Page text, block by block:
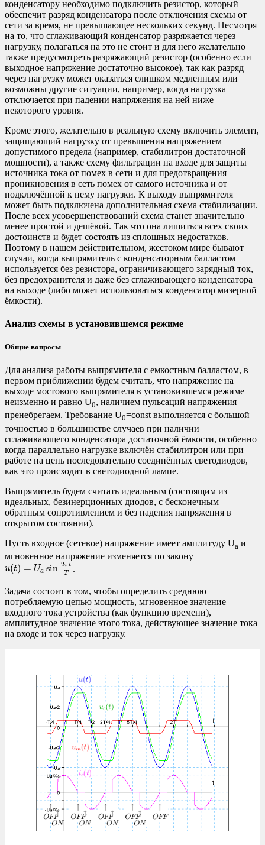
конденсатору необходимо подключить резистор, который
обеспечит разряд конденсатора после отключения схемы от
сети за время, не превышающее нескольких секунд. Несмотря
на то, что сглаживающий конденсатор разряжается через
нагрузку, полагаться на это не стоит и для него желательно
также предусмотреть разряжающий резистор (особенно если
выходное напряжение достаточно высокое), так как разряд
через нагрузку может оказаться слишком медленным или
возможны другие ситуации, например, когда нагрузка
отключается при падении напряжения на ней ниже
некоторого уровня.
Кроме этого, желательно в реальную схему включить элемент,
защищающий нагрузку от превышения напряжением
допустимого предела (например, стабилитрон достаточной
мощности), а также схему фильтрации на входе для защиты
источника тока от помех в сети и для предотвращения
проникновения в сеть помех от самого источника и от
подключённой к нему нагрузки. К выходу выпрямителя
может быть подключена дополнительная схема стабилизации.
После всех усовершенствований схема станет значительно
менее простой и дешёвой. Так что она лишиться всех своих
достоинств и будет состоять из сплошных недостатков.
Поэтому в нашем действительном, жестоком мире бывают
случаи, когда выпрямитель с конденсаторным балластом
используется без резистора, ограничивающего зарядный ток,
без предохранителя и даже без сглаживающего конденсатора
на выходе (либо может использоваться конденсатор мизерной
ёмкости).
Анализ схемы в установившемся режиме
Общие вопросы
Для анализа работы выпрямителя с емкостным балластом, в
первом приближении будем считать, что напряжение на
выходе мостового выпрямителя в установившемся режиме
неизменно и равно U0, наличием пульсаций напряжения
пренебрегаем. Требование U0=const выполняется с большой
точностью в большинстве случаев при наличии
сглаживающего конденсатора достаточной ёмкости, особенно
когда параллельно нагрузке включён стабилитрон или при
работе на цепь последовательно соединённых светодиодов,
как это происходит в светодиодной лампе.
Выпрямитель будем считать идеальным (состоящим из
идеальных, безинерционных диодов, с бесконечным
обратным сопротивлением и без падения напряжения в
открытом состоянии).
Пусть входное (сетевое) напряжение имеет амплитуду Ua и
мгновенное напряжение изменяется по закону
u(t) = Ua sin 2πt
T
u(t)=Uasin2π tT
.
Задача состоит в том, чтобы определить среднюю
потребляемую цепью мощность, мгновенное значение
входного тока устройства (как функцию времени),
амплитудное значение этого тока, действующее значение тока
на входе и ток через нагрузку.